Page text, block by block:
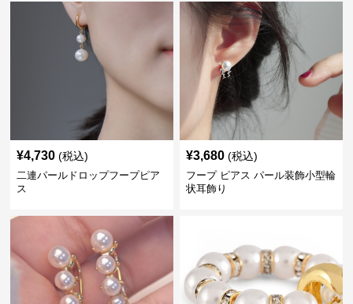
¥4,730 (税込)
二連パールドロップフープピア
ス
¥3,680 (税込)
フープ ピアス パール装飾小型輪
状耳飾り